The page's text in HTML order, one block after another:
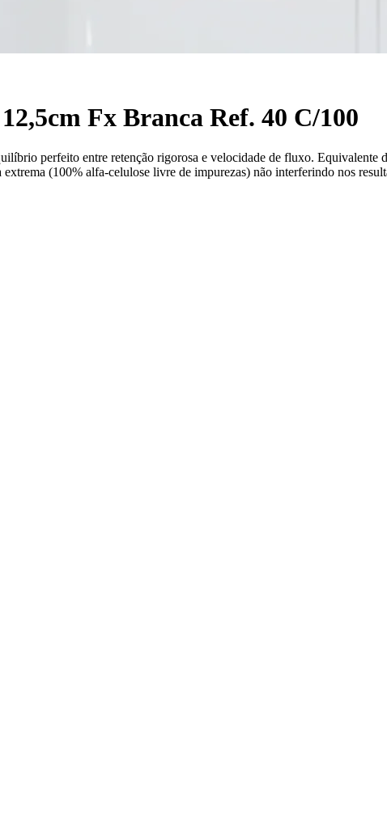
Fx Branca Ref. 40 C/100
perfeito entre retenção rigorosa e velocidade de fluxo. Equivalente
(100% alfa-celulose livre de impurezas) não interferindo nos